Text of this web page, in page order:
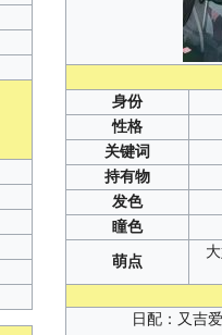
身份
性格
关键词
持有物
发色
瞳色
萌点
日配：又吉